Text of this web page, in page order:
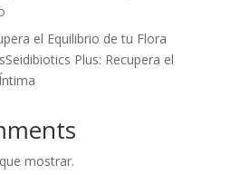
el Equilibrio de tu Flora
Plus: Recupera el
mostrar.